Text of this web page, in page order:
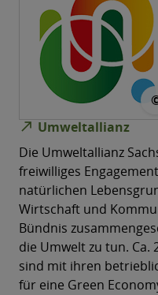
north_east Umweltallianz
Die Umweltallianz
freiwilliges
natürlichen
Wirtschaft und
Bündnis
die Umwelt zu tun.
sind mit ihren
für eine Green